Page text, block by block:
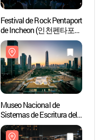
Festival de Rock Pentaport
de Incheon (인천펜타포트
락 페스티벌)
Museo Nacional de
Sistemas de Escritura del
Mundo
(국립세계문자박물관)